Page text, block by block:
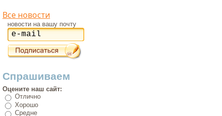
Все новости
новости на вашу почту
Спрашиваем
Оцените наш сайт:
Отлично
Хорошо
Средне